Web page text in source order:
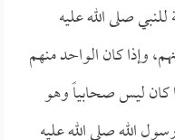
صلى الله عليه
وإذا كان الواحد منهم
كان ليس صحابياً وهو
الله صلى الله عليه